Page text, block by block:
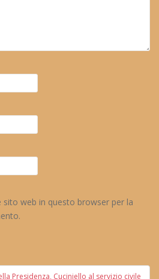
sito web in questo browser per la
Presidenza, Cuciniello al servizio civile